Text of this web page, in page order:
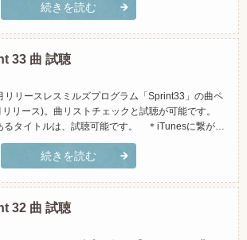
ラム「Sprint(スプリント)」とは？(スマホでご覧
さっ...
続きを読む
33 曲 試聴
リリースレスミルズプログラム「Sprint33」の曲ペ
リース)。曲リストチェックと試聴が可能です。
タイトルは、試聴可能です。 ＊iTunesに繋がり
際にクラスで使用している物と違う場合がありま
ラム「Sprint(スプリント)」とは？(スマホでご覧
...
続きを読む
32 曲 試聴